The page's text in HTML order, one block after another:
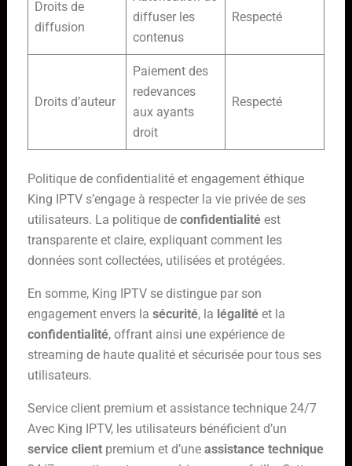
Droits de
diffusion
diffuser les
contenus
Respecté
Droits d’auteur
Paiement des
redevances
aux ayants
droit
Respecté
Politique de confidentialité et engagement éthique
King IPTV s’engage à respecter la vie privée de ses
utilisateurs. La politique de confidentialitéest
transparente et claire, expliquant comment les
données sont collectées, utilisées et protégées.
En somme, King IPTV se distingue par son
engagement envers la sécurité, la légalitéet la
confidentialité, offrant ainsi une expérience de
streaming de haute qualité et sécurisée pour tous ses
utilisateurs.
Service client premium et assistance technique 24/7
Avec King IPTV, les utilisateurs bénéficient d’un
service clientpremium et d’une assistance technique